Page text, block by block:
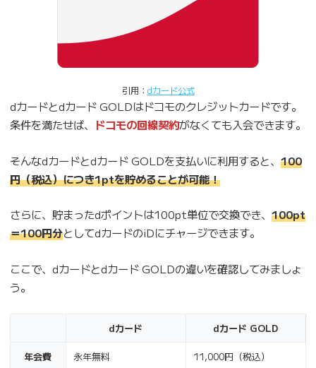
引用： dカード公式
dカードとdカード GOLDはドコモのクレジットカードです。
条件を満たせば、
ドコモの回線契約がなくても入会できます。
そんなdカードとdカード GOLDを支払いに利用すると、 100
円（税込）につき1ptを貯めることが可能！
さらに、貯まったdポイントは100pt単位で交換でき、 100pt
＝100円分としてdカードのiDにチャージできます。
ここで、dカードとdカード GOLDの違いを確認してみましょ
う。
dカード dカード GOLD
年会費 永年無料 11,000円（税込）